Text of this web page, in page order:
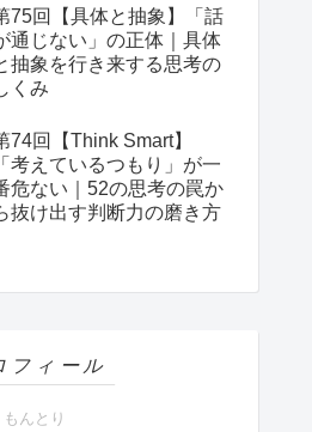
75回【具体と抽象】「話
通じない」の正体｜具体
抽象を行き来する思考の
くみ
74回【Think Smart】
「考えているつもり」が一
危ない｜52の思考の罠か
抜け出す判断力の磨き方
フィール
もんとり